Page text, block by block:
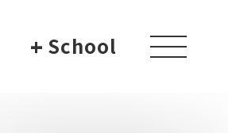
+ School
toggle